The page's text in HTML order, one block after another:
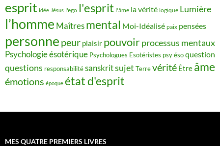
esprit idée Jésus l'ego l'esprit l'âme la vérité logique Lumière
l’homme Maîtres mental Moi-Idéalisé paix pensées
personne peur plaisir pouvoirprocessus mentaux
Psychologie ésotérique Psychologues Esotéristes psy ésoquestion
questions responsabilitésanskritsujet Terrevérité Être âme
émotions époque état d'esprit
MES QUATRE PREMIERS LIVRES